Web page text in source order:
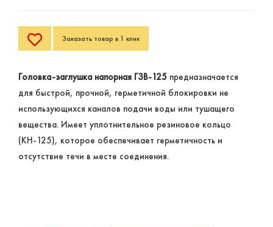
Заказать товар в 1 клик
Головка-заглушка напорная ГЗВ-125 предназначается
для быстрой, прочной, герметичной блокировки не
использующихся каналов подачи воды или тушащего
вещества. Имеет уплотнительное резиновое кольцо
(КН-125), которое обеспечивает герметичность и
отсутствие течи в месте соединения.